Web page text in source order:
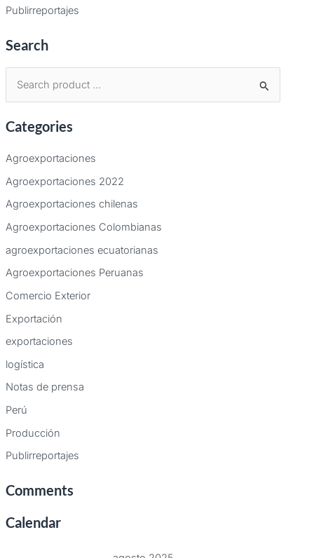
Publirreportajes
Search
s
r
p
o
r
:
Categories
Agroexportaciones
Agroexportaciones 2022
Agroexportaciones chilenas
Agroexportaciones Colombianas
agroexportaciones ecuatorianas
Agroexportaciones Peruanas
Comercio Exterior
Exportación
exportaciones
logística
Notas de prensa
Perú
Producción
Publirreportajes
Comments
Calendar